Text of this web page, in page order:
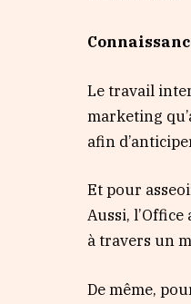
Le travail
marketing
afin
Et pour
Aussi,
à travers un
De même,